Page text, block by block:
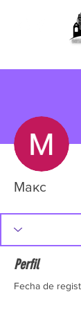
Макс
Perfil
Fecha de